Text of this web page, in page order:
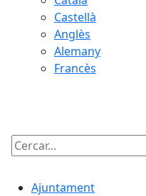
Castellà
Anglès
Alemany
Francès
Cercar:
Ajuntament